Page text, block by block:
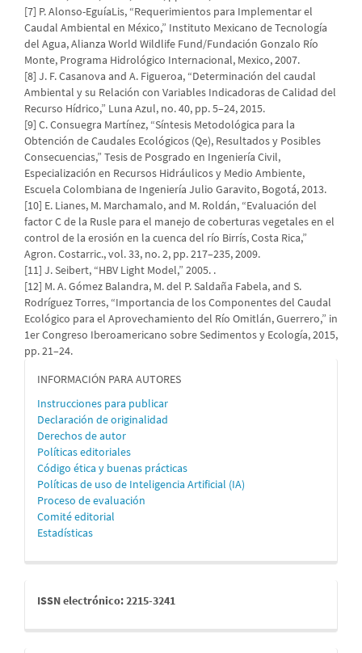
[7] P. Alonso-EguíaLis, “Requerimientos para Implementar el
Caudal Ambiental en México,” Instituto Mexicano de Tecnología
del Agua, Alianza World Wildlife Fund/Fundación Gonzalo Río
Monte, Programa Hidrológico Internacional, Mexico, 2007.
[8] J. F. Casanova and A. Figueroa, “Determinación del caudal
Ambiental y su Relación con Variables Indicadoras de Calidad del
Recurso Hídrico,” Luna Azul, no. 40, pp. 5–24, 2015.
[9] C. Consuegra Martínez, “Síntesis Metodológica para la
Obtención de Caudales Ecológicos (Qe), Resultados y Posibles
Consecuencias,” Tesis de Posgrado en Ingeniería Civil,
Especialización en Recursos Hidráulicos y Medio Ambiente,
Escuela Colombiana de Ingeniería Julio Garavito, Bogotá, 2013.
[10] E. Lianes, M. Marchamalo, and M. Roldán, “Evaluación del
factor C de la Rusle para el manejo de coberturas vegetales en el
control de la erosión en la cuenca del río Birrís, Costa Rica,”
Agron. Costarric., vol. 33, no. 2, pp. 217–235, 2009.
[11] J. Seibert, “HBV Light Model,” 2005. .
[12] M. A. Gómez Balandra, M. del P. Saldaña Fabela, and S.
Rodríguez Torres, “Importancia de los Componentes del Caudal
Ecológico para el Aprovechamiento del Río Omitlán, Guerrero,” in
1er Congreso Iberoamericano sobre Sedimentos y Ecología, 2015,
pp. 21–24.
informacion
INFORMACIÓN PARA AUTORES
Instrucciones para publicar
Declaración de originalidad
Derechos de autor
Políticas editoriales
Código ética y buenas prácticas
Políticas de uso de Inteligencia Artificial (IA)
Proceso de evaluación
Comité editorial
Estadísticas
issn
ISSN electrónico: 2215-3241